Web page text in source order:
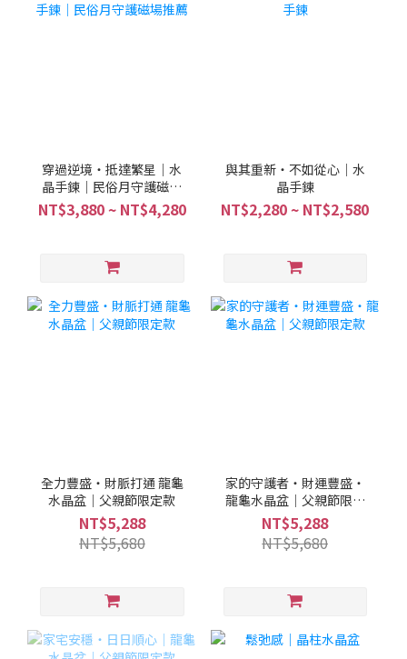
穿過逆境・抵達繁星｜水
晶手鍊｜民俗月守護磁場
推薦
NT$3,880 ~ NT$4,280
與其重新・不如從心｜水
晶手鍊
NT$2,280 ~ NT$2,580
全力豐盛・財脈打通 龍龜
水晶盆｜父親節限定款
NT$5,288
NT$5,680
家的守護者・財運豐盛・
龍龜水晶盆｜父親節限定
款
NT$5,288
NT$5,680